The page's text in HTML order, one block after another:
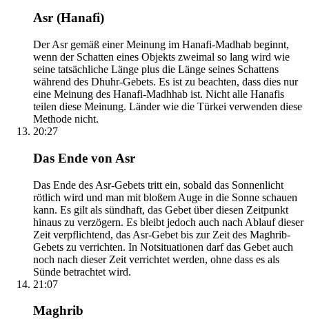
Asr (Hanafi)
Der Asr gemäß einer Meinung im Hanafi-Madhab beginnt,
wenn der Schatten eines Objekts zweimal so lang wird wie
seine tatsächliche Länge plus die Länge seines Schattens
während des Dhuhr-Gebets. Es ist zu beachten, dass dies nur
eine Meinung des Hanafi-Madhhab ist. Nicht alle Hanafis
teilen diese Meinung. Länder wie die Türkei verwenden diese
Methode nicht.
20:27
Das Ende von Asr
Das Ende des Asr-Gebets tritt ein, sobald das Sonnenlicht
rötlich wird und man mit bloßem Auge in die Sonne schauen
kann. Es gilt als sündhaft, das Gebet über diesen Zeitpunkt
hinaus zu verzögern. Es bleibt jedoch auch nach Ablauf dieser
Zeit verpflichtend, das Asr-Gebet bis zur Zeit des Maghrib-
Gebets zu verrichten. In Notsituationen darf das Gebet auch
noch nach dieser Zeit verrichtet werden, ohne dass es als
Sünde betrachtet wird.
21:07
Maghrib